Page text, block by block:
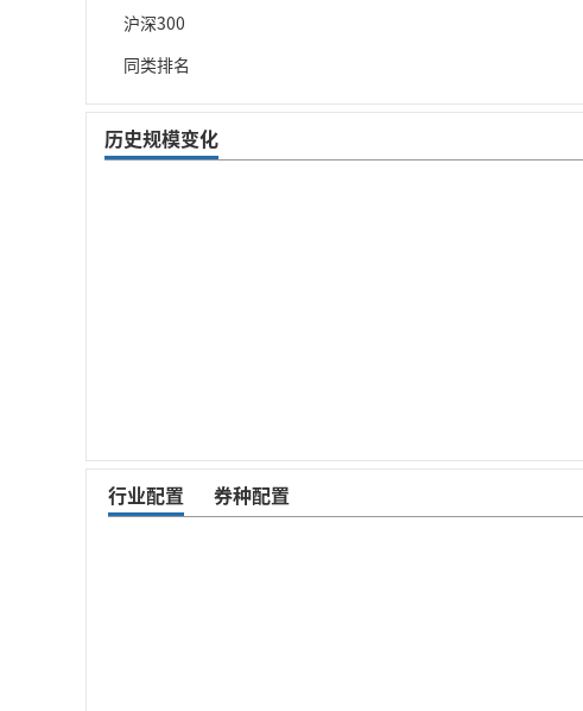
沪深300
同类排名
历史规模变化
行业配置 券种配置